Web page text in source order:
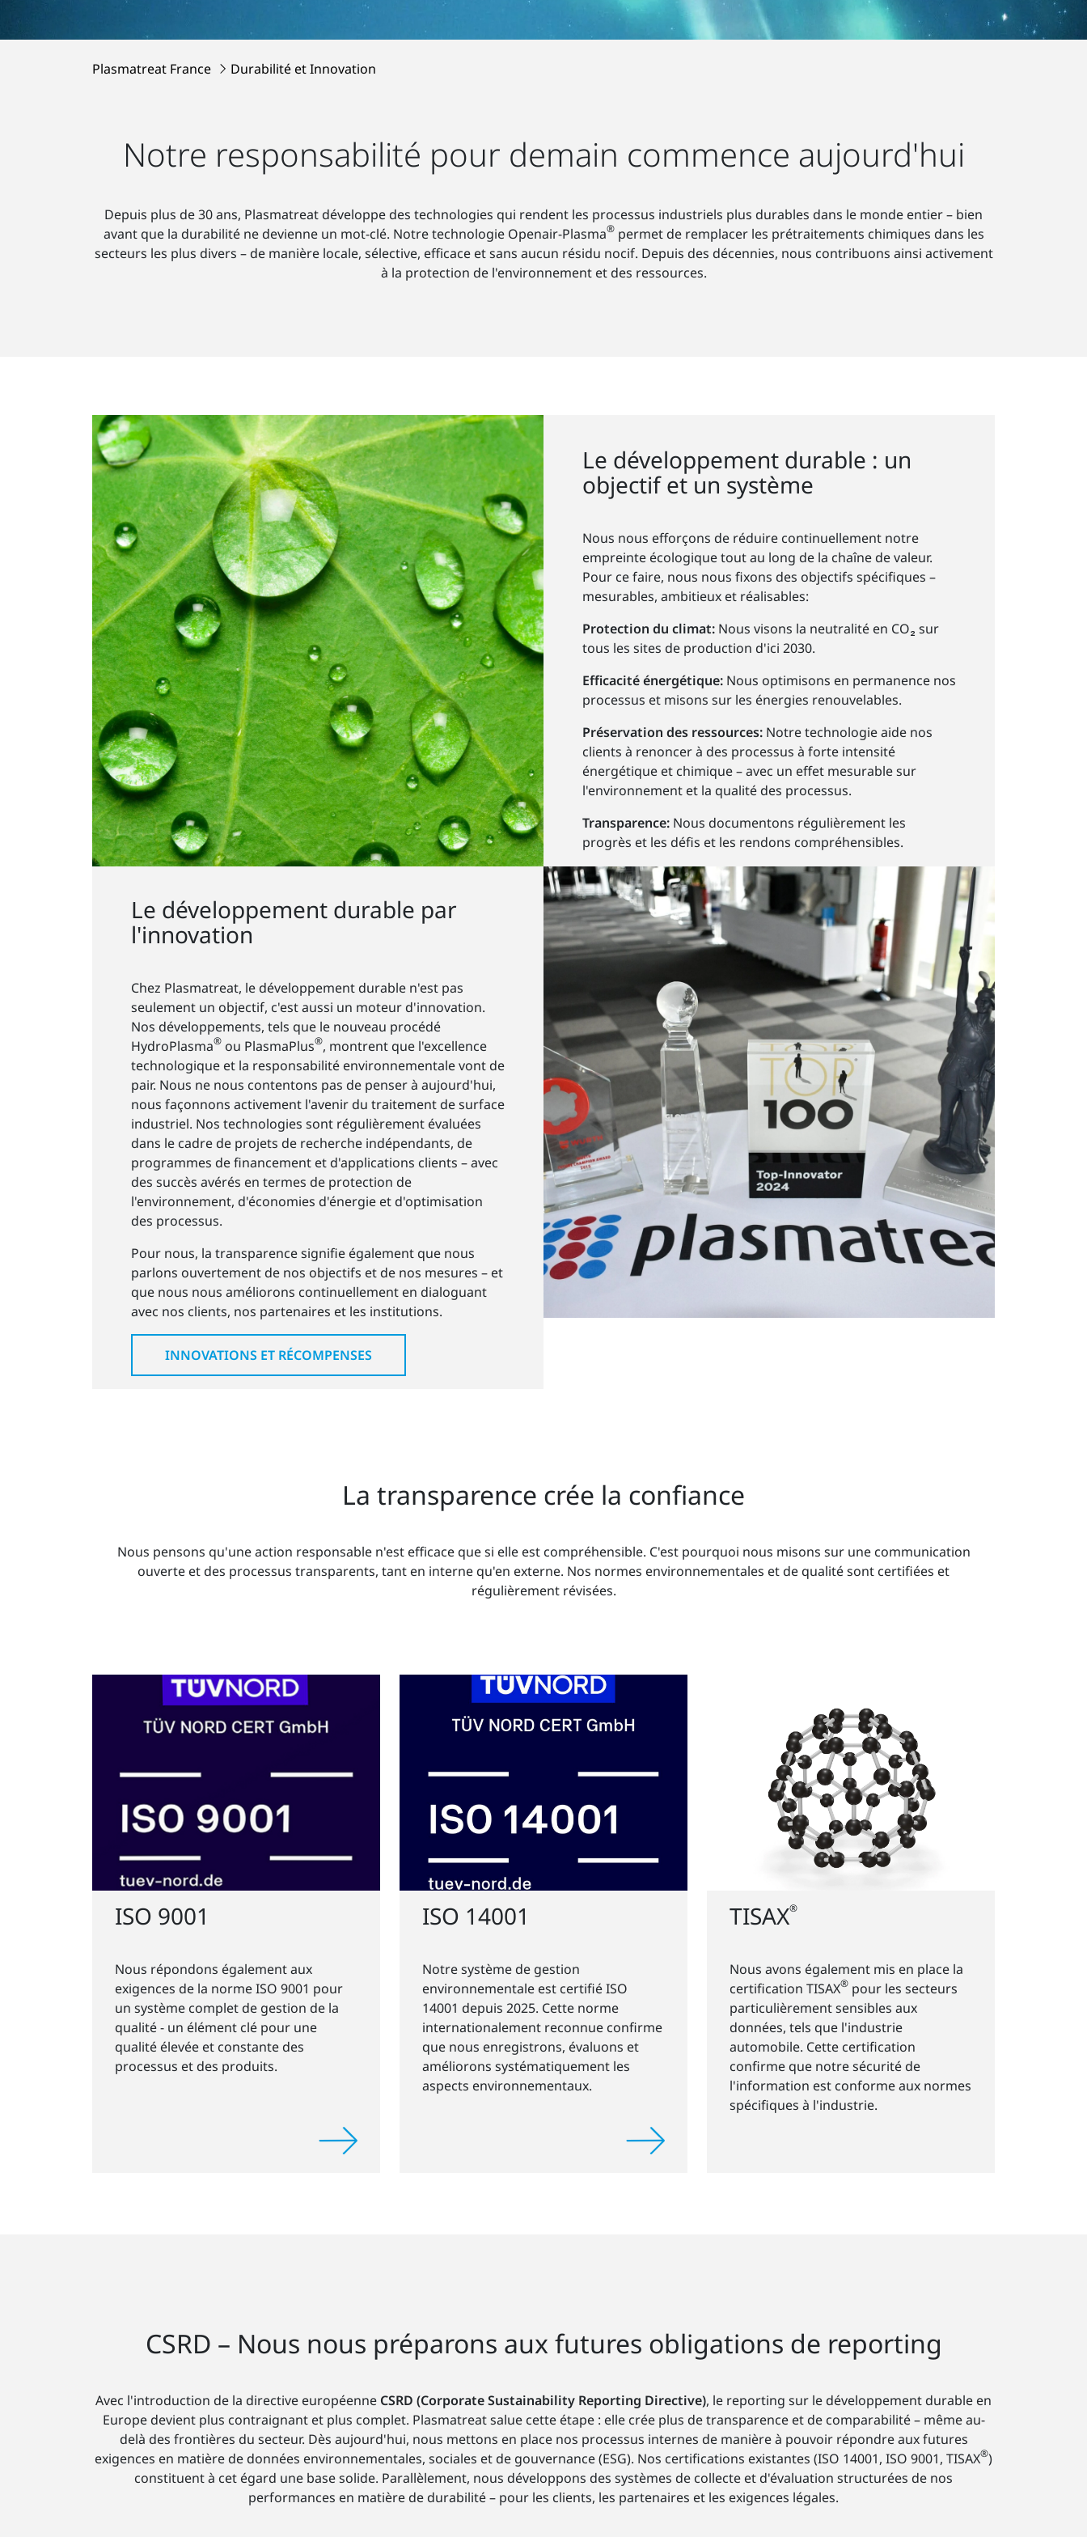
Plasmatreat France Durabilité et Innovation
Notre responsabilité pour demain commence aujourd'hui
Depuis plus de 30 ans, Plasmatreat développe des technologies qui rendent les processus industriels plus durables dans le monde entier – bien
avant que la durabilité ne devienne un mot-clé. Notre technologie Openair-Plasma®permet de remplacer les prétraitements chimiques dans les
secteurs les plus divers – de manière locale, sélective, efficace et sans aucun résidu nocif. Depuis des décennies, nous contribuons ainsi activement
à la protection de l'environnement et des ressources.
Le développement durable : un
objectif et un système
Nous nous efforçons de réduire continuellement notre
empreinte écologique tout au long de la chaîne de valeur.
Pour ce faire, nous nous fixons des objectifs spécifiques –
mesurables, ambitieux et réalisables:
Protection du climat: Nous visons la neutralité en CO₂ sur
tous les sites de production d'ici 2030.
Efficacité énergétique: Nous optimisons en permanence nos
processus et misons sur les énergies renouvelables.
Préservation des ressources: Notre technologie aide nos
clients à renoncer à des processus à forte intensité
énergétique et chimique – avec un effet mesurable sur
l'environnement et la qualité des processus.
Transparence: Nous documentons régulièrement les
progrès et les défis et les rendons compréhensibles.
Le développement durable par
l'innovation
Chez Plasmatreat, le développement durable n'est pas
seulement un objectif, c'est aussi un moteur d'innovation.
Nos développements, tels que le nouveau procédé
HydroPlasma® ou PlasmaPlus®, montrent que l'excellence
technologique et la responsabilité environnementale vont de
pair. Nous ne nous contentons pas de penser à aujourd'hui,
nous façonnons activement l'avenir du traitement de surface
industriel. Nos technologies sont régulièrement évaluées
dans le cadre de projets de recherche indépendants, de
programmes de financement et d'applications clients – avec
des succès avérés en termes de protection de
l'environnement, d'économies d'énergie et d'optimisation
des processus.
Pour nous, la transparence signifie également que nous
parlons ouvertement de nos objectifs et de nos mesures – et
que nous nous améliorons continuellement en dialoguant
avec nos clients, nos partenaires et les institutions.
INNOVATIONS ET RÉCOMPENSES
La transparence crée la confiance
Nous pensons qu'une action responsable n'est efficace que si elle est compréhensible. C'est pourquoi nous misons sur une communication
ouverte et des processus transparents, tant en interne qu'en externe. Nos normes environnementales et de qualité sont certifiées et
régulièrement révisées.
ISO 9001
Nous répondons également aux
exigences de la norme ISO 9001 pour
un système complet de gestion de la
qualité - un élément clé pour une
qualité élevée et constante des
processus et des produits.
ISO 14001
Notre système de gestion
environnementale est certifié ISO
14001 depuis 2025. Cette norme
internationalement reconnue confirme
que nous enregistrons, évaluons et
améliorons systématiquement les
aspects environnementaux.
TISAX®
Nous avons également mis en place la
certification TISAX® pour les secteurs
particulièrement sensibles aux
données, tels que l'industrie
automobile. Cette certification
confirme que notre sécurité de
l'information est conforme aux normes
spécifiques à l'industrie.
CSRD – Nous nous préparons aux futures obligations de reporting
Avec l'introduction de la directive européenne CSRD (Corporate Sustainability Reporting Directive), le reporting sur le développement durable en
Europe devient plus contraignant et plus complet. Plasmatreat salue cette étape : elle crée plus de transparence et de comparabilité – même au-
delà des frontières du secteur. Dès aujourd'hui, nous mettons en place nos processus internes de manière à pouvoir répondre aux futures
exigences en matière de données environnementales, sociales et de gouvernance (ESG). Nos certifications existantes (ISO 14001, ISO 9001, TISAX®)
constituent à cet égard une base solide. Parallèlement, nous développons des systèmes de collecte et d'évaluation structurées de nos
performances en matière de durabilité – pour les clients, les partenaires et les exigences légales.